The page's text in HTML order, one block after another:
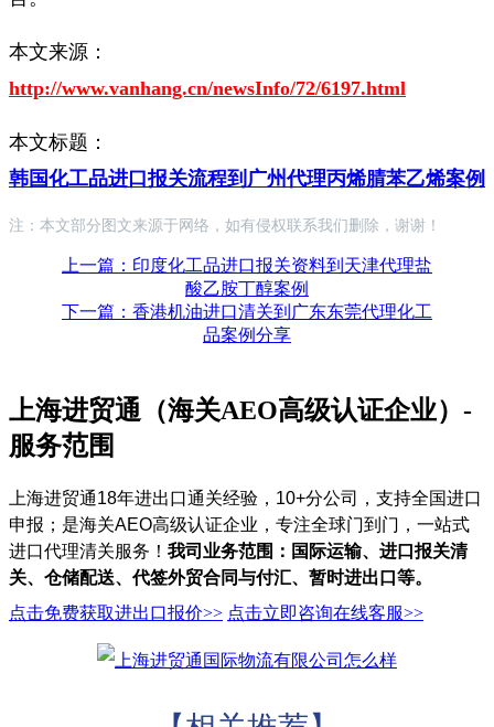
本文来源：
http://www.vanhang.cn/newsInfo/72/6197.html
本文标题：
韩国化工品进口报关流程到广州代理丙烯腈苯乙烯案例
注：本文部分图文来源于网络，如有侵权联系我们删除，谢谢！
上一篇：印度化工品进口报关资料到天津代理盐
酸乙胺丁醇案例
下一篇：香港机油进口清关到广东东莞代理化工
品案例分享
上海进贸通（海关AEO高级认证企业）-
服务范围
上海进贸通18年进出口通关经验，10+分公司，支持全国进口
申报；是海关AEO高级认证企业，专注全球门到门，一站式
进口代理清关服务！ 我司业务范围：国际运输、进口报关清
关、仓储配送、代签外贸合同与付汇、暂时进出口等。
点击免费获取进出口报价>> 点击立即咨询在线客服>>